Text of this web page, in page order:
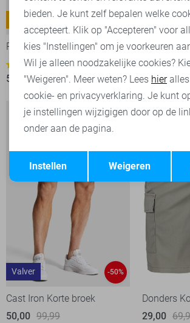
Nightflight -50%
PME legend Jeans
35
50,00 99,99
Cast Iron
50,00
Valver -50%
Cast Iron Korte broek
50,00 99,99
Donders
29,00
Terug
bieden. Je kunt zelf bepalen welke
accepteert. Klik op "Accepteren" voor
kies "Instellingen" om je voorkeuren
Wil je alleen noodzakelijke cookies?
"Weigeren". Meer weten? Lees hieralles
cookie- en privacyverklaring. Je kunt
je instellingen wijzigigen door op de
onder aan de pagina.
Weigeren
Instellen